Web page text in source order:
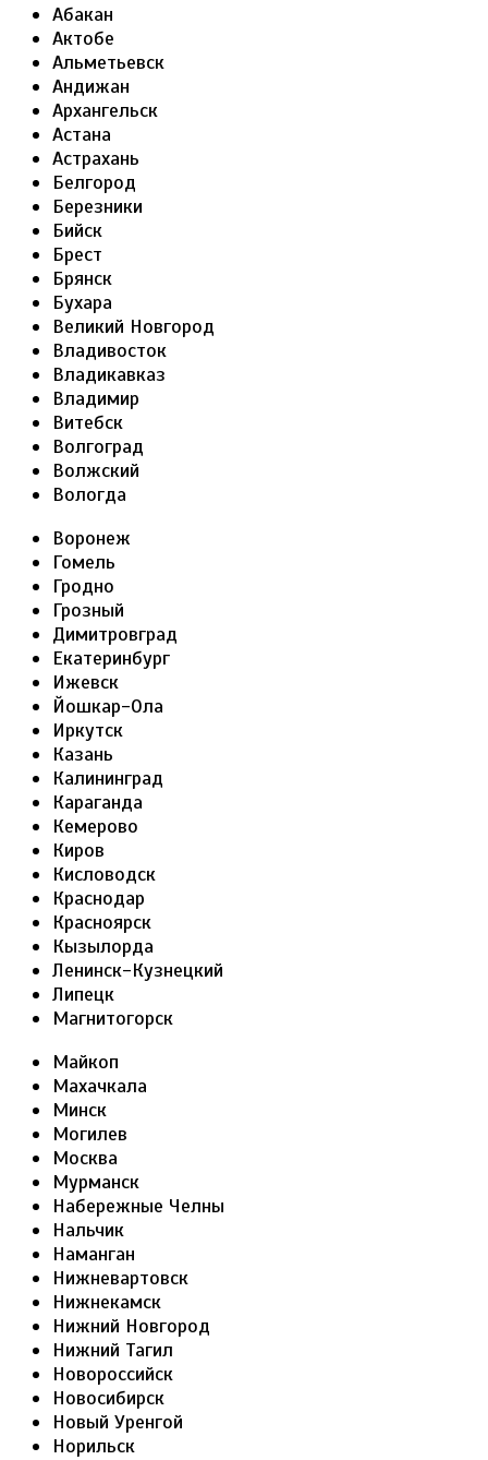
Абакан
Актобе
Альметьевск
Андижан
Архангельск
Астана
Астрахань
Белгород
Березники
Бийск
Брест
Брянск
Бухара
Великий Новгород
Владивосток
Владикавказ
Владимир
Витебск
Волгоград
Волжский
Вологда
Воронеж
Гомель
Гродно
Грозный
Димитровград
Екатеринбург
Ижевск
Йошкар-Ола
Иркутск
Казань
Калининград
Караганда
Кемерово
Киров
Кисловодск
Краснодар
Красноярск
Кызылорда
Ленинск-Кузнецкий
Липецк
Магнитогорск
Майкоп
Махачкала
Минск
Могилев
Москва
Мурманск
Набережные Челны
Нальчик
Наманган
Нижневартовск
Нижнекамск
Нижний Новгород
Нижний Тагил
Новороссийск
Новосибирск
Новый Уренгой
Норильск